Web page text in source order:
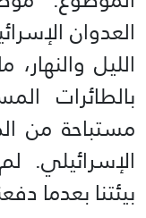
العدوان
الليل والنهار،
بالطائرات
مستباحة من
الإسرائيلي.
بيئتنا بعدما